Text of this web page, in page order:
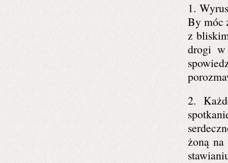
1.
By móc
z
drogi w
2.
żoną